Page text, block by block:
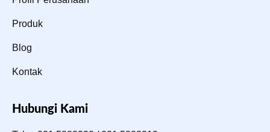
Produk
Blog
Kontak
Hubungi Kami